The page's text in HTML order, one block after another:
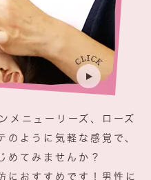
メニューリーズ、ローズ
のように気軽な感覚で、
めてみませんか？
におすすめです！男性に